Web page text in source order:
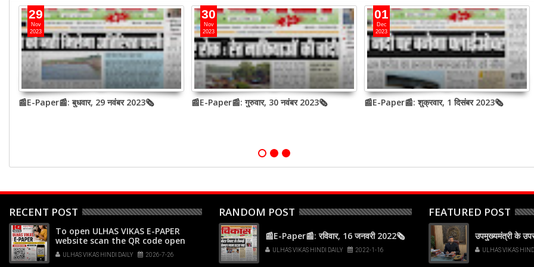
29
Nov
2023
📰E-Paper📰: बुधवार, 29 नवंबर 2023🗞
30
Nov
2023
📰E-Paper📰: गुरुवार, 30 नवंबर 2023🗞
01
Dec
2023
📰E-Paper📰: शुक्रवार, 1 दिसंबर 2023🗞
RECENT POST
To open ULHAS VIKAS E-PAPER
website scan the QR code open
your phone's camera app or
Google Lens, point it at the code,
ULHAS VIKAS HINDI DAILY 2026-7-26
RANDOM POST
📰E-Paper📰: रविवार, 16 जनवरी 2022🗞
ULHAS VIKAS HINDI DAILY 2022-1-16
FEATURED POST
उपमुख्यमंत्री के
ULHAS VIKAS